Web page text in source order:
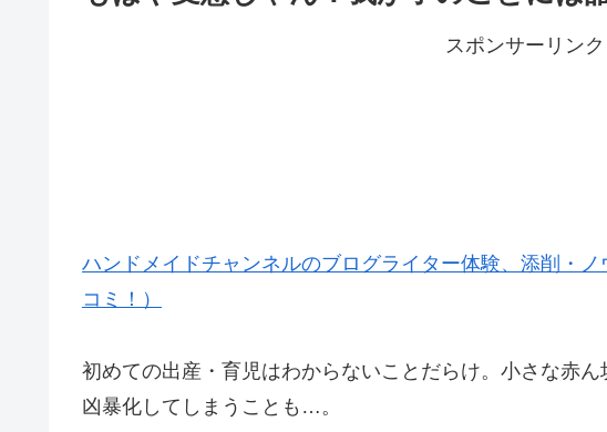
スポンサーリンク
ハンドメイドチャンネルのブログライター体験、添削・
コミ！）
初めての出産・育児はわからないことだらけ。小さな赤
凶暴化してしまうことも…。